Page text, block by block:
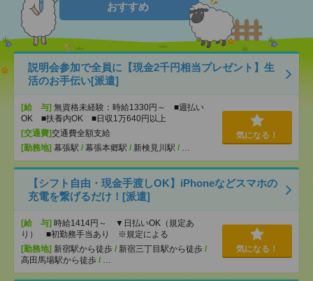
おすすめ
説明会参加で全員に【現金2千円相当プレゼント】生
活のお手伝い[派遣]
[給 与] 無資格未経験：時給1330円～ ■週払い
OK ■扶養内OK ■日収1万640円以上
[交通費]交通費全額支給
[勤務地] 幕張駅 / 幕張本郷駅 / 新検見川駅 / …
気になる！
【シフト自由・現金手渡しOK】iPhoneなどスマホの
充電を繋げるだけ！[派遣]
[給 与] 時給1414円～ ▼日払いOK（規定あ
り） ■初勤務手当あり ※規定による
[勤務地] 新宿駅から徒歩 / 新宿三丁目駅から徒歩 /
高田馬場駅から徒歩 / …
気になる！